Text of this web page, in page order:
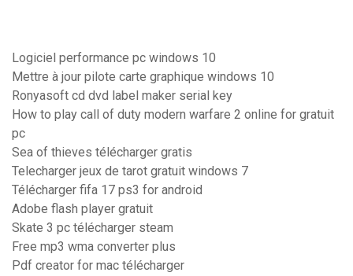
Logiciel performance pc windows 10
Mettre à jour pilote carte graphique windows 10
Ronyasoft cd dvd label maker serial key
How to play call of duty modern warfare 2 online for gratuit
pc
Sea of thieves télécharger gratis
Telecharger jeux de tarot gratuit windows 7
Télécharger fifa 17 ps3 for android
Adobe flash player gratuit
Skate 3 pc télécharger steam
Free mp3 wma converter plus
Pdf creator for mac télécharger